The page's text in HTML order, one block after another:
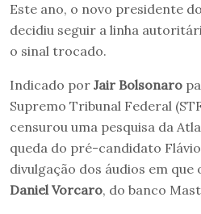
Este ano, o novo presidente
decidiu seguir a linha
o sinal trocado.
Indicado por Jair Bolsonaro
Supremo Tribunal Federal
censurou uma pesquisa da
queda do pré-candidato
divulgação dos áudios em
Daniel Vorcaro, do banco